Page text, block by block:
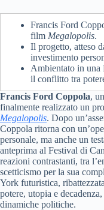
Francis Ford
film Megalopolis.
Il progetto, atteso
investimento
Ambientato in una
il conflitto tra
Francis Ford Coppola,
finalmente realizzato un
Megalopolis. Dopo
Coppola ritorna con
personale, ma anche un
anteprima al Festival di
reazioni contrastanti, tra
scetticismo per la sua
York futuristica,
potere, utopia e
dinamiche politiche.